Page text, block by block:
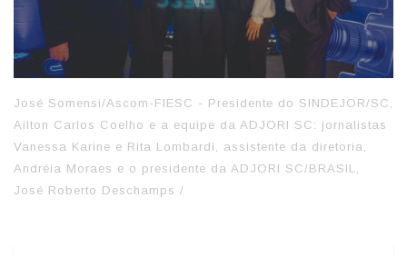
José Somensi/Ascom-FIESC - Presidente do SINDEJOR/SC,
Ailton Carlos Coelho e a equipe da ADJORI SC: jornalistas
Vanessa Karine e Rita Lombardi, assistente da diretoria,
Andréia Moraes e o presidente da ADJORI SC/BRASIL,
José Roberto Deschamps /